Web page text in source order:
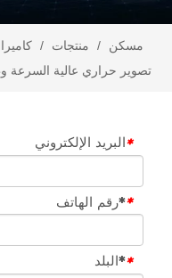
مسكن / منتجات /
تصوير حراري عالية السرعة
*البريد الإلكتروني
**رقم الهاتف
**البلد